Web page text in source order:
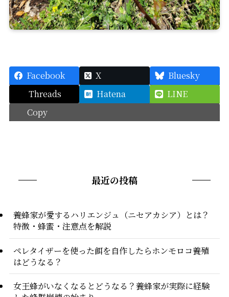
Facebook X
Bluesky
Threads
Hatena
LINE
Copy
最近の投稿
養蜂家が愛するハリエンジュ（ニセアカシア）とは？
特徴・蜂蜜・注意点を解説
ペレタイザーを使った餌を自作したらホンモロコ養殖
はどうなる？
女王蜂がいなくなるとどうなる？養蜂家が実際に経験